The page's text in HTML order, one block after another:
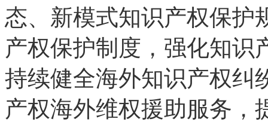
态、新模式知识产权保护
产权保护制度，强化知识
持续健全海外知识产权纠
产权海外维权援助服务，